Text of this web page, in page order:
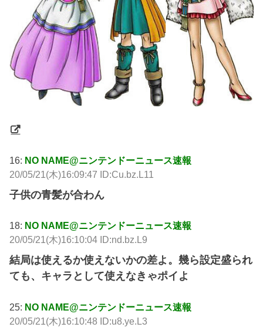
16: NO NAME@ニンテンドーニュース速報
20/05/21(木)16:09:47 ID:Cu.bz.L11
子供の青髪が合わん
18: NO NAME@ニンテンドーニュース速報
20/05/21(木)16:10:04 ID:nd.bz.L9
結局は使えるか使えないかの差よ。幾ら設定盛られ
ても、キャラとして使えなきゃポイよ
25: NO NAME@ニンテンドーニュース速報
20/05/21(木)16:10:48 ID:u8.ye.L3